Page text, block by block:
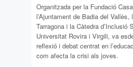
Organitzada per la Fundació
l’Ajuntament de Badia del Vallès,
Tarragona i la Càtedra d’Inclusió
Universitat Rovira i Virgili, va
reflexió i debat centrat en
com afecta la crisi als joves.